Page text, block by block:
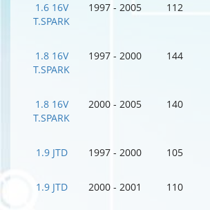
1.6 16V
T.SPARK
1997 - 2005 112
1.8 16V
T.SPARK
1997 - 2000 144
1.8 16V
T.SPARK
2000 - 2005 140
1.9 JTD 1997 - 2000 105
1.9 JTD 2000 - 2001 110